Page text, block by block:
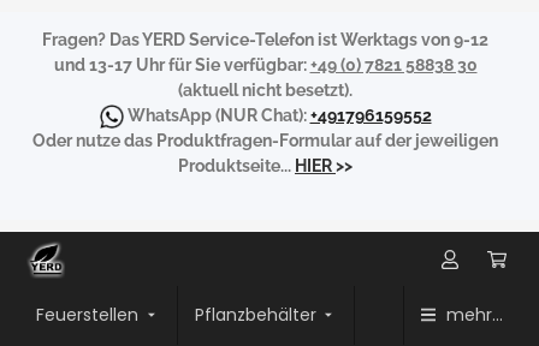
Fragen? Das YERD Service-Telefon ist Werktags von 9-12
und 13-17 Uhr für Sie verfügbar:+49 (0) 7821 58838 30
(aktuell nicht besetzt).
WhatsApp(NUR Chat):+491796159552
Oder nutze das Produktfragen-Formular auf der jeweiligen
Produktseite... HIER>>
Feuerstellen Pflanzbehälter mehr...